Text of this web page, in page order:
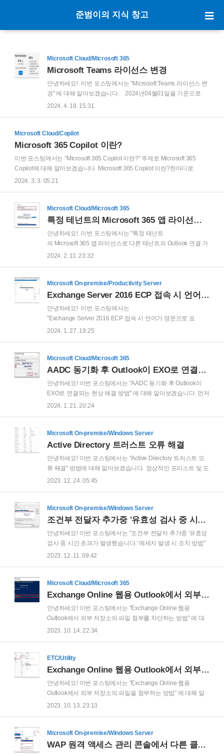
준범이의 지식 창고
Microsoft Cloud/Microsoft 365
Microsoft Teams 라이선스 변경
안녕하세요! 이번 포스팅에서는 "Microsoft Teams 라이선스 변
경" 에 대해 알아보겠습니다. 2024년04월01일을 기준으로
Microsoft Teams 라이선스에 중요한 변경 사항이 업데이트 되
2024. 4. 18. 15:31
Microsoft Cloud/Copilot
Microsoft 365 Copilot 이란?
이번 포스팅에서는 "Microsoft 365 Copilot 이란?" 주제로 Microsoft 365
Copilot에 대해 알아보겠습니다. Microsoft 365 Copilot 이란?한마디로
Microsoft 365 Copilot 에 대해 정의 하자면, 업무에 도움이 되는 AI 기반 도구
Microsoft 365 Copilot은 단순한 유행을 넘어, 실제 업무 생산성을 바꾸는 핵
심 도구로 자리 잡고 있습니다. 이번 글에서는 **“Microsoft 365 Copilot이란
무엇인지”, 그리고 “왜 주목받는지”**를 중심으로 정리해 보겠습니다...
2024. 3. 3. 05:21
Microsoft Cloud/Microsoft 365
특정 테넌트의 Microsoft 365 앱 라이선스로 다른 테넌트의 Outlook 연결 가능 여부
안녕하세요! 이번 포스팅에서는 "특정 테넌트
의 Microsoft 365 앱 라이선스로 다른 테넌트의 Outlook 연결 가
능 여부" 에 대해 알아보겠습니다. 먼저 본 포스팅을 작성하게
니다. 이에 Microsoft 365 앱 설치 후 C000000 테넌트 계정으로
로그인을 한 상태 입니다. 그리고 M000000 테넌트에는
Exchagne Online 라이선스는 웹용 Outlook 만 사용 가능하고,
Outlook 프로그램을 사용할 수 없는 라이선스 입니다. 참고:
Exchange Online se..
2024. 2. 11. 23:32
Microsoft On-premise/Productivity Server
Exchange Server 2016 ECP 접속 시 언어가 영문으로 표시 될 때 조치 방법
안녕하세요! 이번 포스팅에서는
"Exchange Server 2016 ECP 접속 시 언어가 영문으로 표
시 될 때 조치 방법" 에 대해 알아보겠습니다. Exchange 관리
리 센터가 영문으로 표시되는 경우가 있습니다. 임시 조치 방법
으로 주소 표시줄에서 주소를 아래와 같이 변경하면 한글로 표
소를 ' 즐겨찾기' 에 추가 후 향후 ECP를 사용하시면 되겠습니
다. 하지만 위 방법은 정상적인 조치 방법이 아니므로 정상적인
조치 프로세스에 대해 안내 드리겠습니다. 일반적으로 ..
2024. 1. 27. 19:25
Microsoft Cloud/Microsoft 365
AADC 동기화 후 Outlook이 EXO로 연결되는 현상 해결 방법
안녕하세요! 이번 포스팅에서는 "AADC 동기화 후 Outlook이
EXO로 연결되는 현상 해결 방법" 에 대해 알아보겠습니다. 먼저
환경을 설명 드리겠습니다. 아직 Exchange Hybrid 구성을 하지
에 Microsoft 365 관리 센터에서 사용자의 Mail 메뉴에는 EXO
정보를 확인할 수 있습니다. 그리고 해당 사용자는 On-Premise
함도 있고 On-line 사서함도 있는 상태 입니다. 마지막으로
autodiscover 레코드는 On-Premise Exchange 서버로 설정되
어 있습니다. ..
2024. 1. 21. 20:24
Microsoft On-premise/Windows Server
Active Directory 트러스트 오류 해결
안녕하세요! 이번 포스팅에서는 "Active Directory 트러스트 오
류 해결" 방법에 대해 알아보겠습니다. 정상적인 포리스트 및 도
메인 트러스트 절차는 'Windows Server 2019 도메인 포리스트'
Server 2019 도메인 트러스트 구성" 방법에 대해 알아보겠습니
다. Windows Server 2019 OS에서 도메인 트러스트를 구성하
트러스트 구성 도중에 아래와 같은 다양한 오류가 발생할 수 있
습니다. ex1) 로컬 보안 기관에서 Active Directory 도메인 컨트
롤러의 ..
2023. 12. 24. 05:45
Microsoft On-premise/Windows Server
조건부 전달자 추가중 '유효성 검사 중 시간 초과가 발생했습니다.' 메세지 발생 시 조치 방법
안녕하세요! 이번 포스팅에서는 "조건부 전달자 추가중 '유효성
검사 중 시간 초과가 발생했습니다.' 메세지 발생 시 조치 방법"
에 대해 알아보겠습니다. 조건부 전달자를 추가하는 과정중에,
하고 '확인' 을 클릭해도 조건부 전달자가 추가 되긴 합니다. 하
지만 조건부 전달자로부터 해당 도메인에 대한 조회가 전혀 되
'Ping 요청에서 '도메인' 호스트를 찾을 수 없습니다. 이름을 확
인하고 다시 시도하십시오.' 그럼 왜 이런 현상이 발생할까요?
정답은 포트가 정상적으로 오픈되지 않아서 입니다. DNS 프로
토콜은 TCP/UD..
2023. 12. 11. 09:42
Microsoft Cloud/Microsoft 365
Exchange Online 웹용 Outlook에서 외부 저장소의 파일 첨부를 차단하는 방법
안녕하세요! 이번 포스팅에서는 "Exchange Online 웹용
Outlook에서 외부 저장소의 파일 첨부를 차단하는 방법" 에 대
해 알아보겠습니다. 먼저 Exchange Online 웹용 Outlook에서
참고: Exchange Online 웹용 Outlook에서 외부 저장소의 파일
을 첨부하는 방법 Exchange Online 웹용 Outlook에서 외부 저
"Exchange Online 웹용 Outlook에서 외부 저장소의 파일을 첨
부하는 방법" 에 대해 알아보겠습니다. Exchange Online의 웹
용 Outlook ..
2023. 10. 14. 22:34
ETC/Utility
Exchange Online 웹용 Outlook에서 외부 저장소의 파일을 첨부하는 방법
안녕하세요! 이번 포스팅에서는 "Exchange Online 웹용
Outlook에서 외부 저장소의 파일을 첨부하는 방법" 에 대해 알
아보겠습니다. Exchange Online의 웹용 Outlook (=Outlook on
저장소의 파일을 메일에 첨부할 수 있습니다. 기본적인 동작 방
식을 먼저 설명 드리겠습니다. ' 새 메일' 클릭 후 '파일 첨부' 버튼
2023. 10. 13. 23:13
Microsoft On-premise/Windows Server
WAP 원격 액세스 관리 콘솔에서 다른 클러스터 서버의 작동 상태가 정상적으로 표시되지 않을때 해결 방법